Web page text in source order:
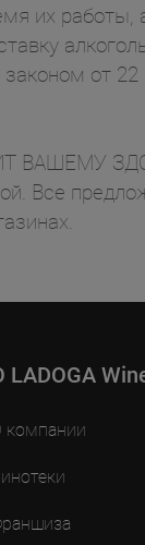
их
от
Все
LADOGA
компании